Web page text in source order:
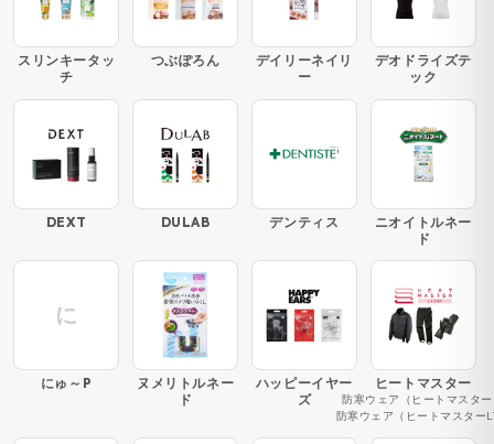
スリンキータッ
チ
つぶぽろん
デイリーネイリ
ー
デオドライズテ
ック
DEXT DULAB デンティス
ニオイトルネー
ド
に
にゅ～P
ヌメリトルネー
ド
ハッピーイヤー
ズ
ヒートマスター
防寒ウェア（ヒートマスタ
防寒ウェア（ヒートマスター